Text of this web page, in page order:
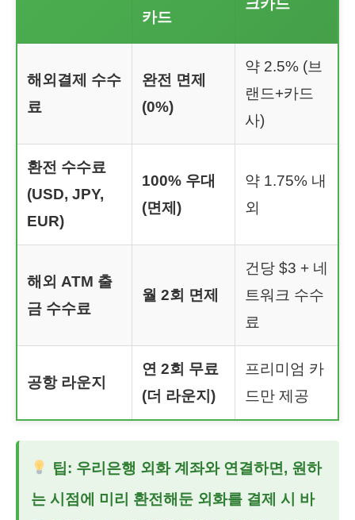
카드
해외결제 수수
료
완전 면제
(0%)
약 2.5% (브
랜드+카드
사)
환전 수수료
(USD, JPY,
EUR)
100% 우대
(면제)
약 1.75% 내
외
해외 ATM 출
금 수수료
월 2회 면제
건당 $3 + 네
트워크 수수
료
공항 라운지
연 2회 무료
(더 라운지)
프리미엄 카
드만 제공
팁: 우리은행 외화 계좌와 연결하면, 원하
는 시점에 미리 환전해둔 외화를 결제 시 바